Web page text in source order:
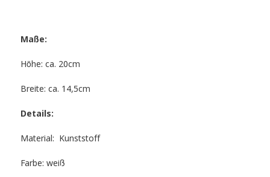
Maße:
Höhe: ca. 20cm
Breite: ca. 14,5cm
Details:
Material: Kunststoff
Farbe: weiß